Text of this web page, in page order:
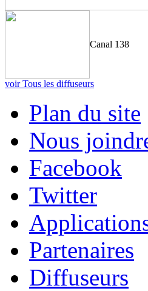
Canal 138
voir Tous les diffuseurs
Plan du site
Nous
Facebook
Twitter
Partenaires
Diffuseurs